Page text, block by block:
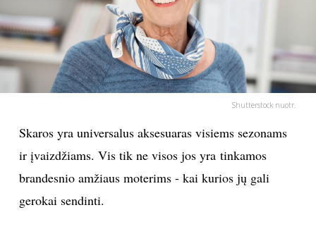
HOROSKOPAI
ASTROLOGIJA
KULTŪRA
LAISVALAIKIS
Shutterstock nuotr.
Skaros yra universalus aksesuaras visiems sezonams
ir įvaizdžiams. Vis tik ne visos jos yra tinkamos
brandesnio amžiaus moterims - kai kurios jų gali
gerokai sendinti.